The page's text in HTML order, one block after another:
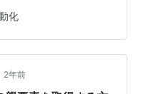
礎文法 たとえば、下
。 <pets> <pet>
age>
</…
化
2年前